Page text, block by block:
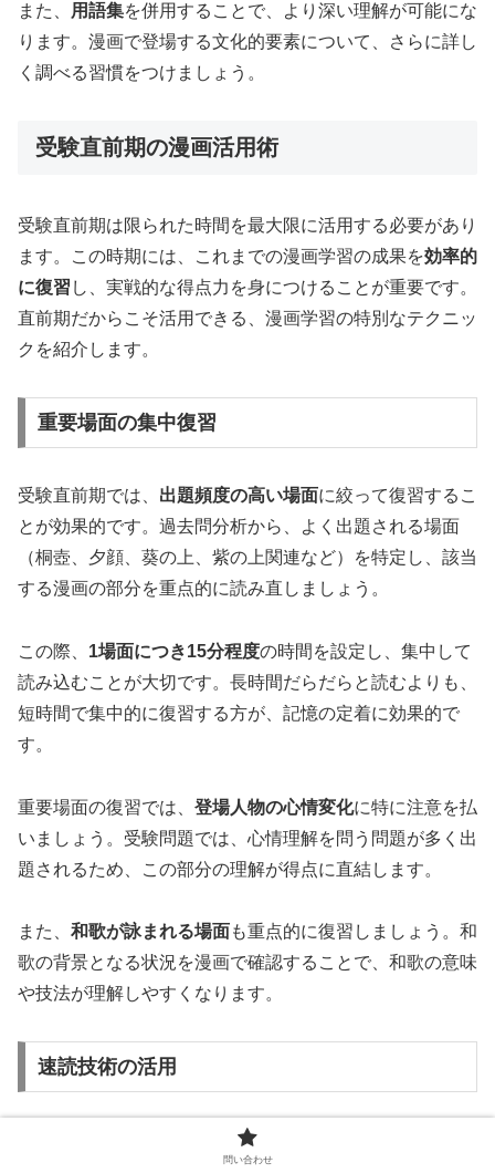
また、 用語集を併用することで、より深い理解が可能にな
ります。漫画で登場する文化的要素について、さらに詳し
く調べる習慣をつけましょう。
受験直前期の漫画活用術
受験直前期は限られた時間を最大限に活用する必要があり
ます。この時期には、これまでの漫画学習の成果を効率的
に復習 し、実戦的な得点力を身につけることが重要です。
直前期だからこそ活用できる、漫画学習の特別なテクニッ
クを紹介します。
重要場面の集中復習
受験直前期では、 出題頻度の高い場面に絞って復習するこ
とが効果的です。過去問分析から、よく出題される場面
（桐壺、夕顔、葵の上、紫の上関連など）を特定し、該当
する漫画の部分を重点的に読み直しましょう。
この際、 1場面につき15分程度の時間を設定し、集中して
読み込むことが大切です。長時間だらだらと読むよりも、
短時間で集中的に復習する方が、記憶の定着に効果的で
す。
重要場面の復習では、 登場人物の心情変化に特に注意を払
いましょう。受験問題では、心情理解を問う問題が多く出
題されるため、この部分の理解が得点に直結します。
また、 和歌が詠まれる場面も重点的に復習しましょう。和
歌の背景となる状況を漫画で確認することで、和歌の意味
や技法が理解しやすくなります。
速読技術の活用
を活用して効率的に復習を行いまし
問い合わせ